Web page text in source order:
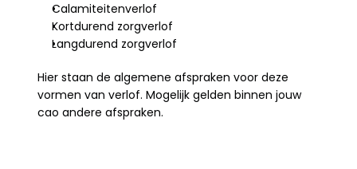
Calamiteitenverlof
Kortdurend zorgverlof
Langdurend zorgverlof
Hier staan de algemene afspraken voor deze
vormen van verlof. Mogelijk gelden binnen jouw
cao andere afspraken.